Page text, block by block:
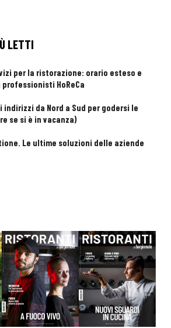
LETTI
per la ristorazione: orario esteso e
HoReCa
da Nord a Sud per godersi le
se si è in vacanza)
Le ultime soluzioni delle aziende